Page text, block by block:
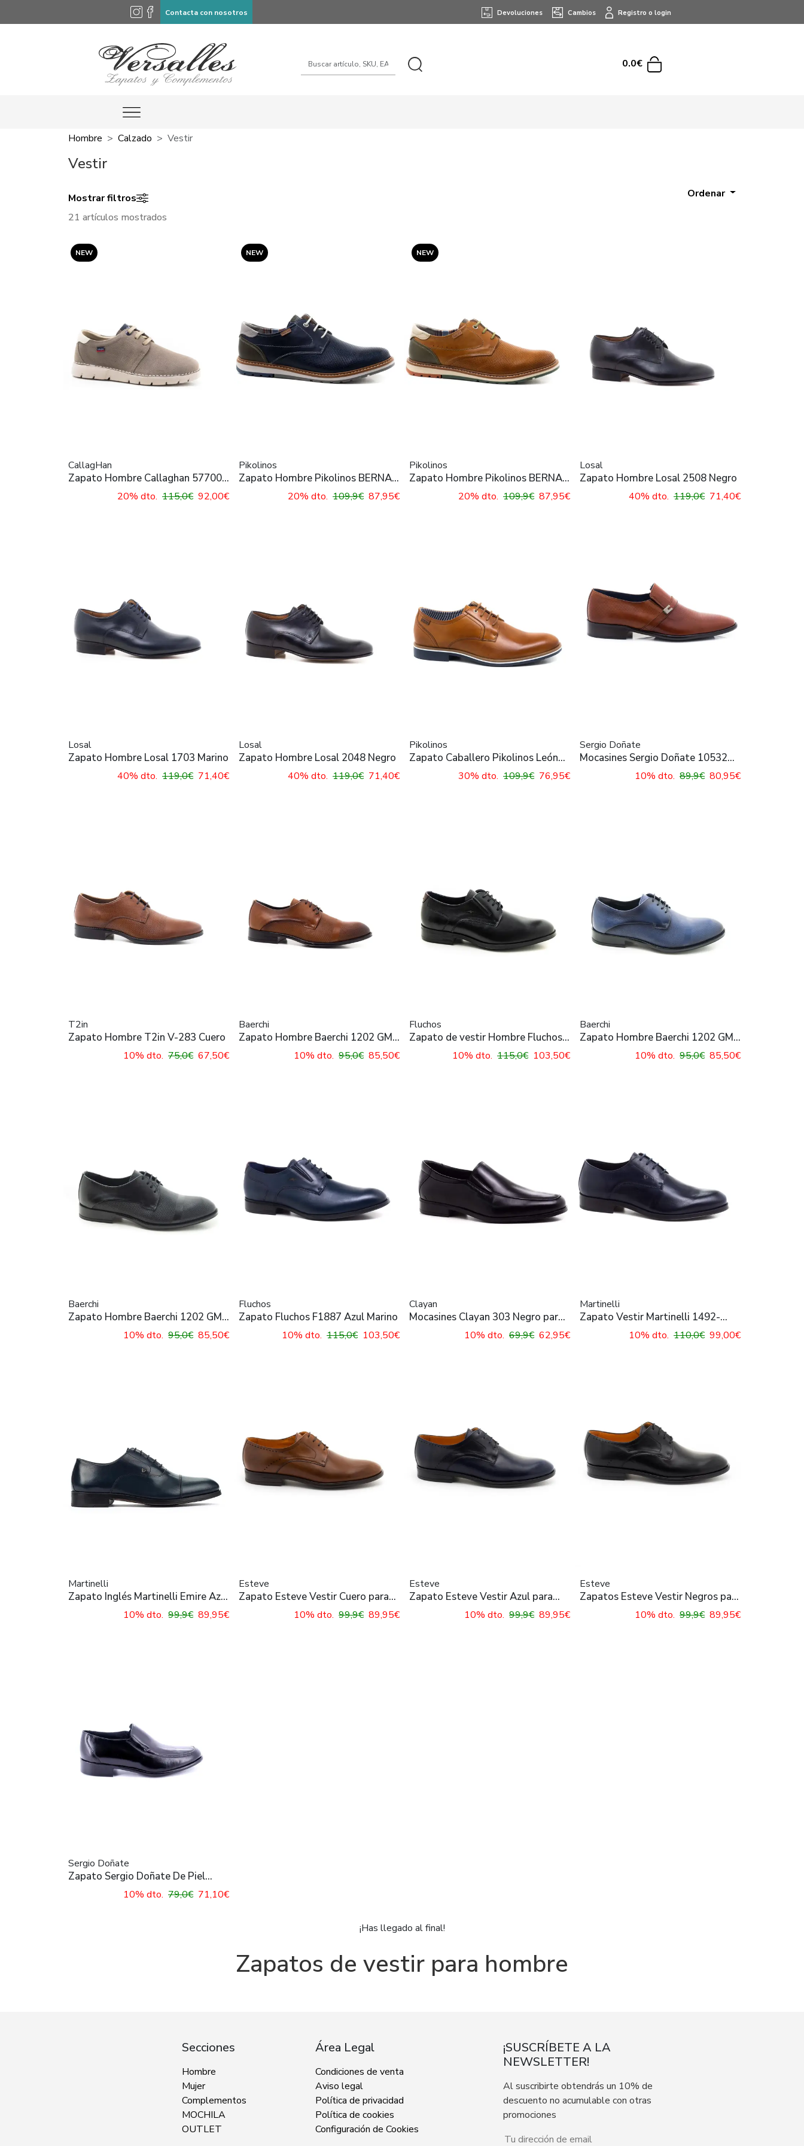
Contacta con nosotros Devoluciones Cambios Registro o login
0.0€
Hombre Calzado Vestir
Vestir
Mostrar filtros
Ordenar
21 artículos mostrados
NEW
CallagHan
Zapato Hombre Callaghan 57700
20% dto. 115,0€ 92,00€
NEW
Pikolinos
Zapato Hombre Pikolinos BERNA
M8J-4322C1 Blue
20% dto. 109,9€ 87,95€
NEW
Pikolinos
Zapato Hombre Pikolinos BERNA
M8J-4322C1 Brandy
20% dto. 109,9€ 87,95€
Losal
Zapato Hombre Losal 2508 Negro
40% dto. 119,0€ 71,40€
Losal
Zapato Hombre Losal 1703 Marino
40% dto. 119,0€ 71,40€
Losal
Zapato Hombre Losal 2048 Negro
40% dto. 119,0€ 71,40€
Pikolinos
Zapato Caballero Pikolinos León
30% dto. 109,9€ 76,95€
Sergio Doñate
Mocasines Sergio Doñate 10532
Vestir Libano10% dto. 89,9€ 80,95€
T2in
Zapato Hombre T2in V-283 Cuero
10% dto. 75,0€ 67,50€
Baerchi
Zapato Hombre Baerchi 1202 GMI
10% dto. 95,0€ 85,50€
Fluchos
Zapato de vestir Hombre Fluchos
F1887 Negro10% dto. 115,0€ 103,50€
Baerchi
Zapato Hombre Baerchi 1202 GMI
10% dto. 95,0€ 85,50€
Baerchi
Zapato Hombre Baerchi 1202 GMI
10% dto. 95,0€ 85,50€
Fluchos
Zapato Fluchos F1887 Azul Marino
10% dto. 115,0€ 103,50€
Clayan
Mocasines Clayan 303 Negro para
10% dto. 69,9€ 62,95€
Martinelli
Zapato Vestir Martinelli 1492-
2630E Azul Para Hombre
10% dto. 110,0€ 99,00€
Martinelli
Zapato Inglés Martinelli Emire Azul
para Hombre10% dto. 99,9€ 89,95€
Esteve
Zapato Esteve Vestir Cuero para
10% dto. 99,9€ 89,95€
Esteve
Zapato Esteve Vestir Azul para
10% dto. 99,9€ 89,95€
Esteve
Zapatos Esteve Vestir Negros para
10% dto. 99,9€ 89,95€
Sergio Doñate
Zapato Sergio Doñate De Piel
10% dto. 79,0€ 71,10€
¡Has llegado al final!
Zapatos de vestir para hombre
Secciones
Hombre
Mujer
Complementos
MOCHILA
OUTLET
Área Legal
Condiciones de venta
Aviso legal
Política de privacidad
Política de cookies
Configuración de Cookies
¡SUSCRÍBETE A LA
NEWSLETTER!
Al suscribirte obtendrás un 10% de
descuento no acumulable con otras
promociones